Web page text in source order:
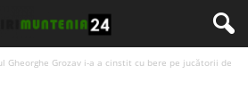
Gheorghe Grozav i-a a cinstit cu bere pe jucătorii de